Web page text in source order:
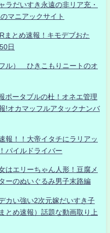
ラだいすき永遠の非リア充・
マニアックサイト
まとめ速報！キモデブおた
日
ル） ひきこもりニートのオ
ポータブルの杜！オネエ管理
!オカマッフルアタックナンバ
報！！大帝イタチにラリアッ
パイルドライバー
エリーちゃん人形！豆腐メ
ーのぬいぐるみ男子末路編
カい強い2次元嫁だいすき子
とめ速報）話題な動画取り上